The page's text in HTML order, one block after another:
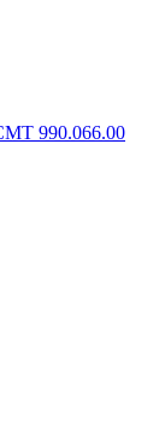
990.066.00